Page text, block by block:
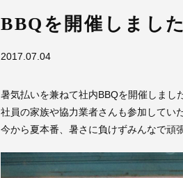
BBQを開催しました
2017.07.04
暑気払いを兼ねて社内BBQを開催しまし
社員の家族や協力業者さんも参加してい
今から夏本番、暑さに負けずみんなで頑